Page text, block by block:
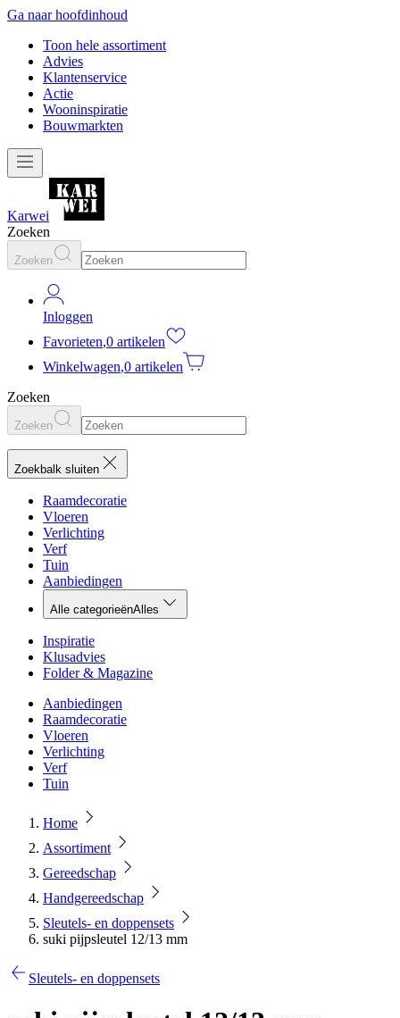
Ga naar hoofdinhoud
Toon hele assortiment
Advies
Klantenservice
Actie
Wooninspiratie
Bouwmarkten
Karwei
Zoeken
Zoeken
Inloggen
Favorieten,0 artikelen
Winkelwagen,0 artikelen
Zoeken
Zoeken
Zoekbalk sluiten
Raamdecoratie
Vloeren
Verlichting
Verf
Tuin
Aanbiedingen
Alle categorieënAlles
Inspiratie
Klusadvies
Folder & Magazine
Aanbiedingen
Raamdecoratie
Vloeren
Verlichting
Verf
Tuin
Home
Assortiment
Gereedschap
Handgereedschap
Sleutels- en doppensets
suki pijpsleutel 12/13 mm
Sleutels- en doppensets